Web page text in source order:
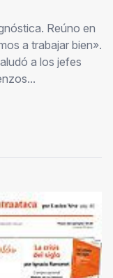
Reúno en
a trabajar bien».
a los jefes